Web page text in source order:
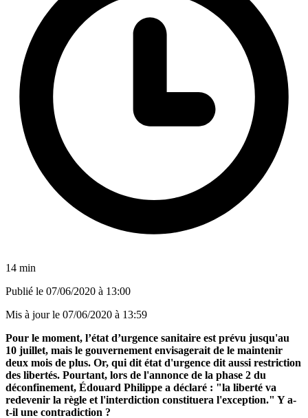
14 min
Publié le 07/06/2020 à 13:00
Mis à jour le 07/06/2020 à 13:59
Pour le moment, l’état d’urgence sanitaire est prévu jusqu'au
10 juillet, mais le gouvernement envisagerait de le maintenir
deux mois de plus. Or, qui dit état d'urgence dit aussi restriction
des libertés. Pourtant, lors de l'annonce de la phase 2 du
déconfinement, Édouard Philippe a déclaré : "la liberté va
redevenir la règle et l'interdiction constituera l'exception." Y a-
t-il une contradiction ?